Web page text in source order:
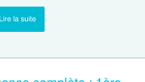
Lire la suite